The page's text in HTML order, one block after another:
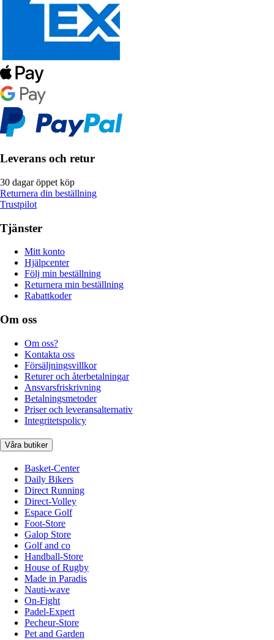
Leverans och retur
30 dagar öppet köp
Returnera din beställning
Trustpilot
Tjänster
Mitt konto
Hjälpcenter
Följ min beställning
Returnera min beställning
Rabattkoder
Om oss
Om oss?
Kontakta oss
Försäljningsvillkor
Returer och återbetalningar
Ansvarsfriskrivning
Betalningsmetoder
Priser och leveransalternativ
Integritetspolicy
Våra butiker
Basket-Center
Daily Bikers
Direct Running
Direct-Volley
Espace Golf
Foot-Store
Galop Store
Golf and co
Handball-Store
House of Rugby
Made in Paradis
Nauti-wave
On-Fight
Padel-Expert
Pecheur-Store
Pet and Garden